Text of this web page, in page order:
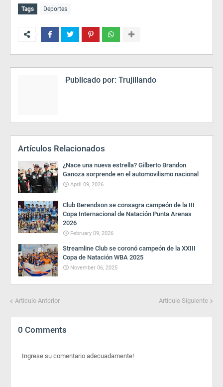
Tags Deportes
Publicado por: Trujillando
Artículos Relacionados
¿Nace una nueva estrella? Gilberto Brandon
Ganoza sorprende en el automovilismo nacional
April 09, 2026
Club Berendson se consagra campeón de la III
Copa Internacional de Natación Punta Arenas
2026
February 09, 2026
Streamline Club se coronó campeón de la XXIII
Copa de Natación WBA 2025
November 06, 2025
Artículo Anterior Artículo Siguiente
0 Comments
Ingrese su comentario adecuadamente!